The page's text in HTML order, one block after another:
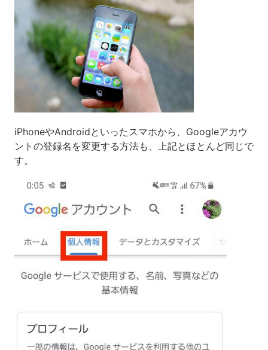
iPhoneやAndroidといったスマホから、Googleアカウ
ントの登録名を変更する方法も、上記とほとんど同じで
す。